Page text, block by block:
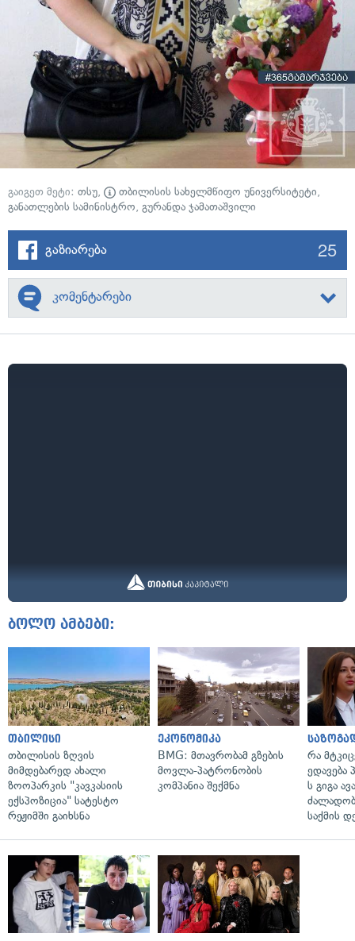
გაიგეთ მეტი: თსუ, თბილისის სახელმწიფო უნივერსიტეტი,
განათლების სამინისტრო, გურანდა ჯამათაშვილი
გაზიარება 25
კომენტარები
ბოლო ამბები:
თბილისი
თბილისის ზღვის
მიმდებარედ ახალი
ზოოპარკის "კავკასიის
ექსპოზიცია" სატესტო
რეჟიმში გაიხსნა
ეკონომიკა
BMG: მთავრობამ გზების
მოვლა-პატრონობის
კომპანია შექმნა
რა
ედავება
ს გიგა
საქმის